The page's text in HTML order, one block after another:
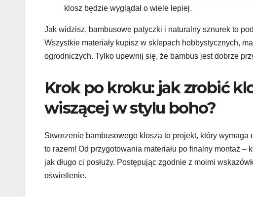
klosz będzie wyglądał o wiele lepiej.
Jak widzisz, bambusowe patyczki i naturalny sznurek to
Wszystkie materiały kupisz w sklepach hobbystycznych,
ogrodniczych. Tylko upewnij się, że bambus jest dobrze
Krok po kroku: jak zrobić
wiszącej w stylu boho?
Stworzenie bambusowego klosza to projekt, który
to razem! Od przygotowania materiału po finalny montaż
jak długo ci posłuży. Postępując zgodnie z moimi
oświetlenie.